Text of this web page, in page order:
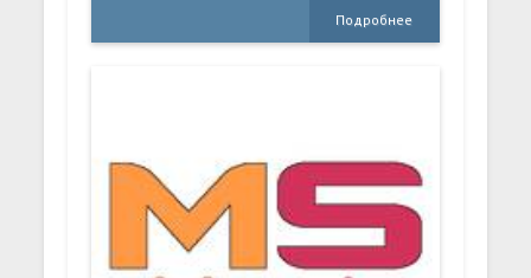
Подробнее